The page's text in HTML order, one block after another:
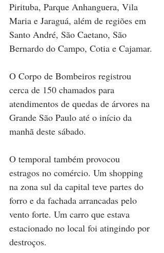
Pirituba, Parque Anhanguera, Vila
Maria e Jaraguá, além de regiões em
Santo André, São Caetano, São
Bernardo do Campo, Cotia e Cajamar.
O Corpo de Bombeiros registrou
cerca de 150 chamados para
atendimentos de quedas de árvores na
Grande São Paulo até o início da
manhã deste sábado.
O temporal também provocou
estragos no comércio. Um shopping
na zona sul da capital teve partes do
forro e da fachada arrancadas pelo
vento forte. Um carro que estava
estacionado no local foi atingindo por
destroços.